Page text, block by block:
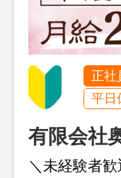
正社
平日
有限会社
＼未経験者